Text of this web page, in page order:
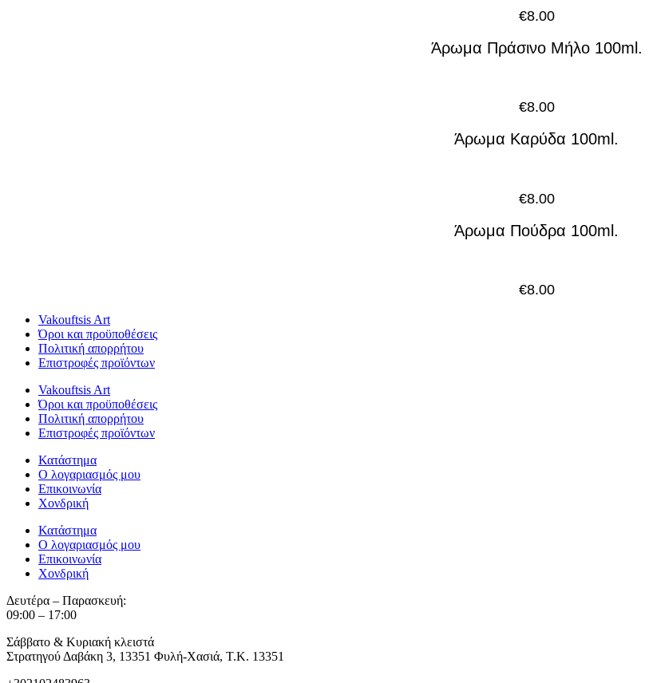
€8.00
Άρωμα Πράσινο Μήλο 100ml.
€8.00
Άρωμα Καρύδα 100ml.
€8.00
Άρωμα Πούδρα 100ml.
€8.00
Vakouftsis Art
Όροι και προϋποθέσεις
Πολιτική απορρήτου
Επιστροφές προϊόντων
Vakouftsis Art
Όροι και προϋποθέσεις
Πολιτική απορρήτου
Επιστροφές προϊόντων
Κατάστημα
Ο λογαριασμός μου
Επικοινωνία
Χονδρική
Κατάστημα
Ο λογαριασμός μου
Επικοινωνία
Χονδρική
Δευτέρα – Παρασκευή:
09:00 – 17:00
Σάββατο & Κυριακή κλειστά
Στρατηγού Δαβάκη 3, 13351 Φυλή-Χασιά, Τ.Κ. 13351